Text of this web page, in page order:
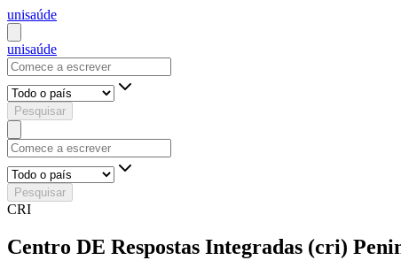
unisaúde
unisaúde
Pesquisar
Pesquisar
CRI
Centro DE Respostas Integradas (cri)